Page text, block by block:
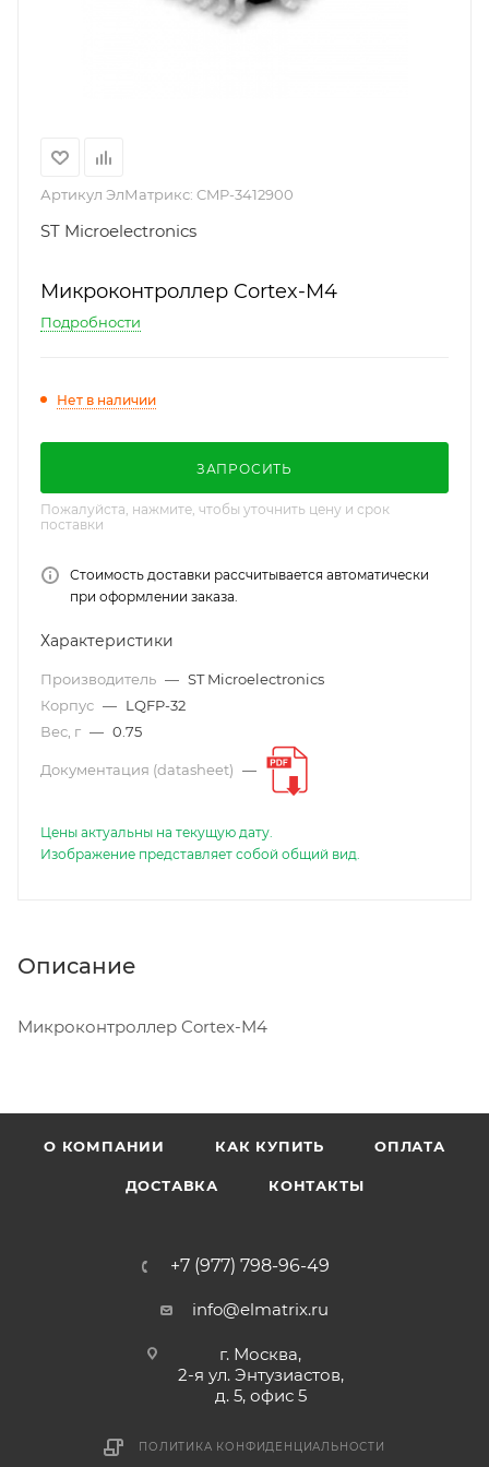
Артикул ЭлМатрикс: CMP-3412900
ST Microelectronics
Микроконтроллер Cortex-M4
Подробности
Нет в наличии
ЗАПРОСИТЬ
Пожалуйста, нажмите, чтобы уточнить цену и срок
поставки
Стоимость доставки рассчитывается автоматически
при оформлении заказа.
Характеристики
Производитель — ST Microelectronics
Корпус — LQFP-32
Вес, г — 0.75
Документация (datasheet) —
Цены актуальны на текущую дату.
Изображение представляет собой общий вид.
Описание
Микроконтроллер Cortex-M4
О КОМПАНИИ КАК КУПИТЬ ОПЛАТА
ДОСТАВКА КОНТАКТЫ
+7 (977) 798-96-49
info@elmatrix.ru
г. Москва,
2-я ул. Энтузиастов,
д. 5, офис 5
ПОЛИТИКА КОНФИДЕНЦИАЛЬНОСТИ